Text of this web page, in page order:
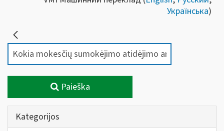
Українська)
Paieška
Kategorijos